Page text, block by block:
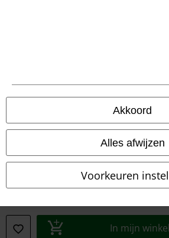
Akkoord
Alles afwijzen
Voorkeuren
In mijn
Legal
Verklaring van conformiteit